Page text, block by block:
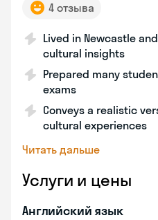
4 отзыва
Lived in Newcastle
cultural insights
Prepared many
exams
Conveys a realistic
cultural experiences
Читать дальше
Услуги и цены
Английский язык